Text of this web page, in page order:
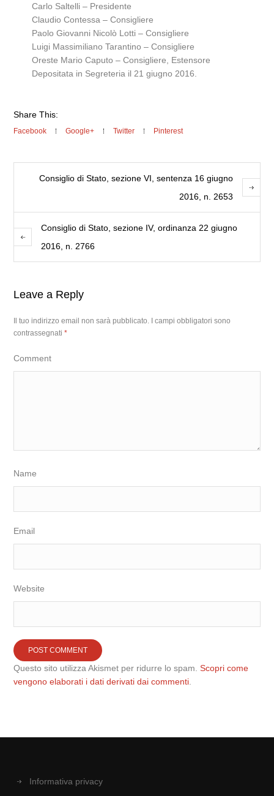
Carlo Saltelli – Presidente
Claudio Contessa – Consigliere
Paolo Giovanni Nicolò Lotti – Consigliere
Luigi Massimiliano Tarantino – Consigliere
Oreste Mario Caputo – Consigliere, Estensore
Depositata in Segreteria il 21 giugno 2016.
Share This:
Facebook Google+ Twitter Pinterest
Consiglio di Stato, sezione VI, sentenza 16 giugno
2016, n. 2653
Consiglio di Stato, sezione IV, ordinanza 22 giugno
2016, n. 2766
Leave a Reply
Il tuo indirizzo email non sarà pubblicato.
I campi obbligatori sono
contrassegnati*
Comment
Name
Email
Website
Questo sito utilizza Akismet per ridurre lo spam.Scopri come
vengono elaborati i dati derivati dai commenti
Informativa privacy